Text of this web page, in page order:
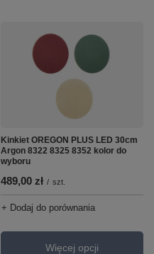
Kinkiet OREGON PLUS LED 30cm
Argon 8322 8325 8352 kolor do
wyboru
489,00 zł / szt.
+ Dodaj do porównania
Więcej opcji